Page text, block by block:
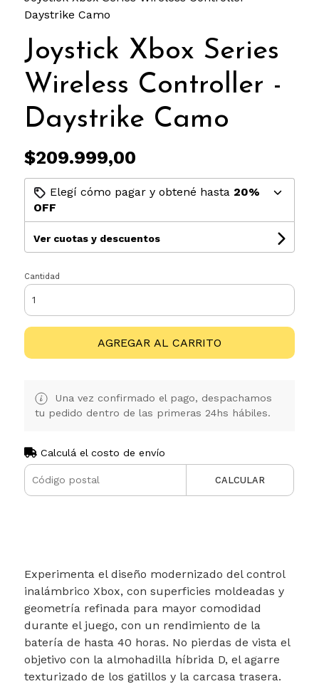
Daystrike Camo
Joystick Xbox Series
Wireless Controller -
Daystrike Camo
$209.999,00
Elegí cómo pagar y obtené hasta 20%
OFF
Ver cuotas y descuentos
Cantidad
AGREGAR AL CARRITO
Una vez confirmado el pago, despachamos
tu pedido dentro de las primeras 24hs hábiles.
Calculá el costo de envío
CALCULAR
Experimenta el diseño modernizado del control
inalámbrico Xbox, con superficies moldeadas y
geometría refinada para mayor comodidad
durante el juego, con un rendimiento de la
batería de hasta 40 horas. No pierdas de vista el
objetivo con la almohadilla híbrida D, el agarre
texturizado de los gatillos y la carcasa trasera.